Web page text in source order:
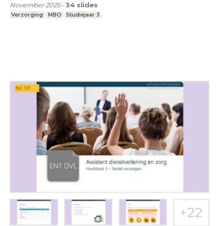
November 2025-34 slides
Verzorging MBO Studiejaar 3